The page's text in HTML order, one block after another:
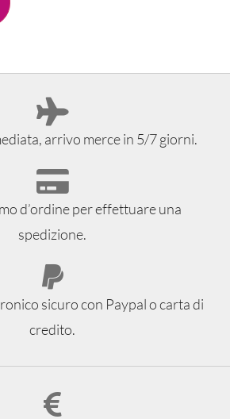
arrivo merce in 5/7 giorni.
d’ordine per effettuare una
spedizione.
sicuro con Paypal o carta di
credito.